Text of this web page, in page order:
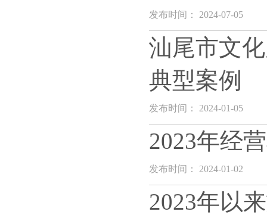
发布时间： 2024-07-05
汕尾市文
典型案例
发布时间： 2024-01-05
2023年经
发布时间： 2024-01-02
2023年以